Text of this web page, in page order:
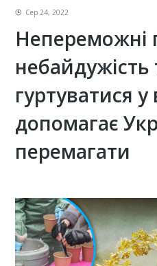
Сер 24, 2022
Непереможні
небайдужість
гуртуватися
допомагає
перемагати